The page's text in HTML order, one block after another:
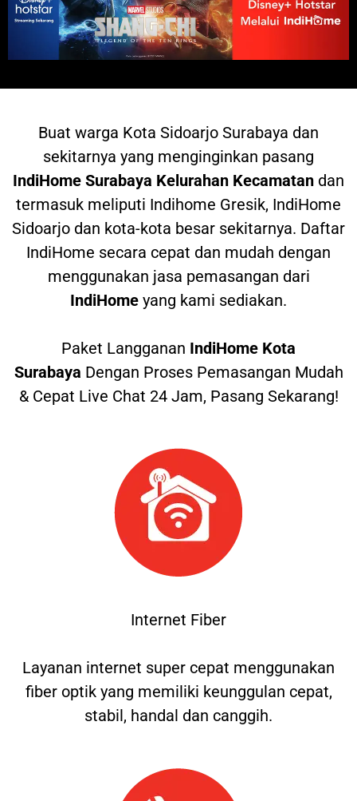
Buat warga Kota Sidoarjo Surabaya dan
sekitarnya yang menginginkan pasang
IndiHome Surabaya Kelurahan Kecamatan dan
termasuk meliputi Indihome Gresik, IndiHome
Sidoarjo dan kota-kota besar sekitarnya. Daftar
IndiHome secara cepat dan mudah dengan
menggunakan jasa pemasangan dari
IndiHome yang kami sediakan.
Paket Langganan IndiHome Kota
Surabaya Dengan Proses Pemasangan Mudah
& Cepat Live Chat 24 Jam, Pasang Sekarang!
Internet Fiber
Layanan internet super cepat menggunakan
fiber optik yang memiliki keunggulan cepat,
stabil, handal dan canggih.